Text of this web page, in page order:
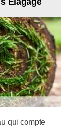
Elagage
qui compte